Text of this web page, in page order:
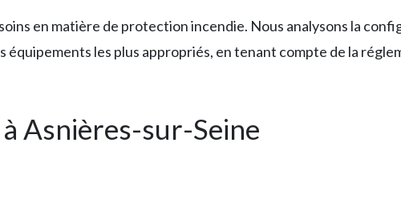
en matière de protection incendie. Nous analysons la
les plus appropriés, en tenant compte de la
Asnières-sur-Seine